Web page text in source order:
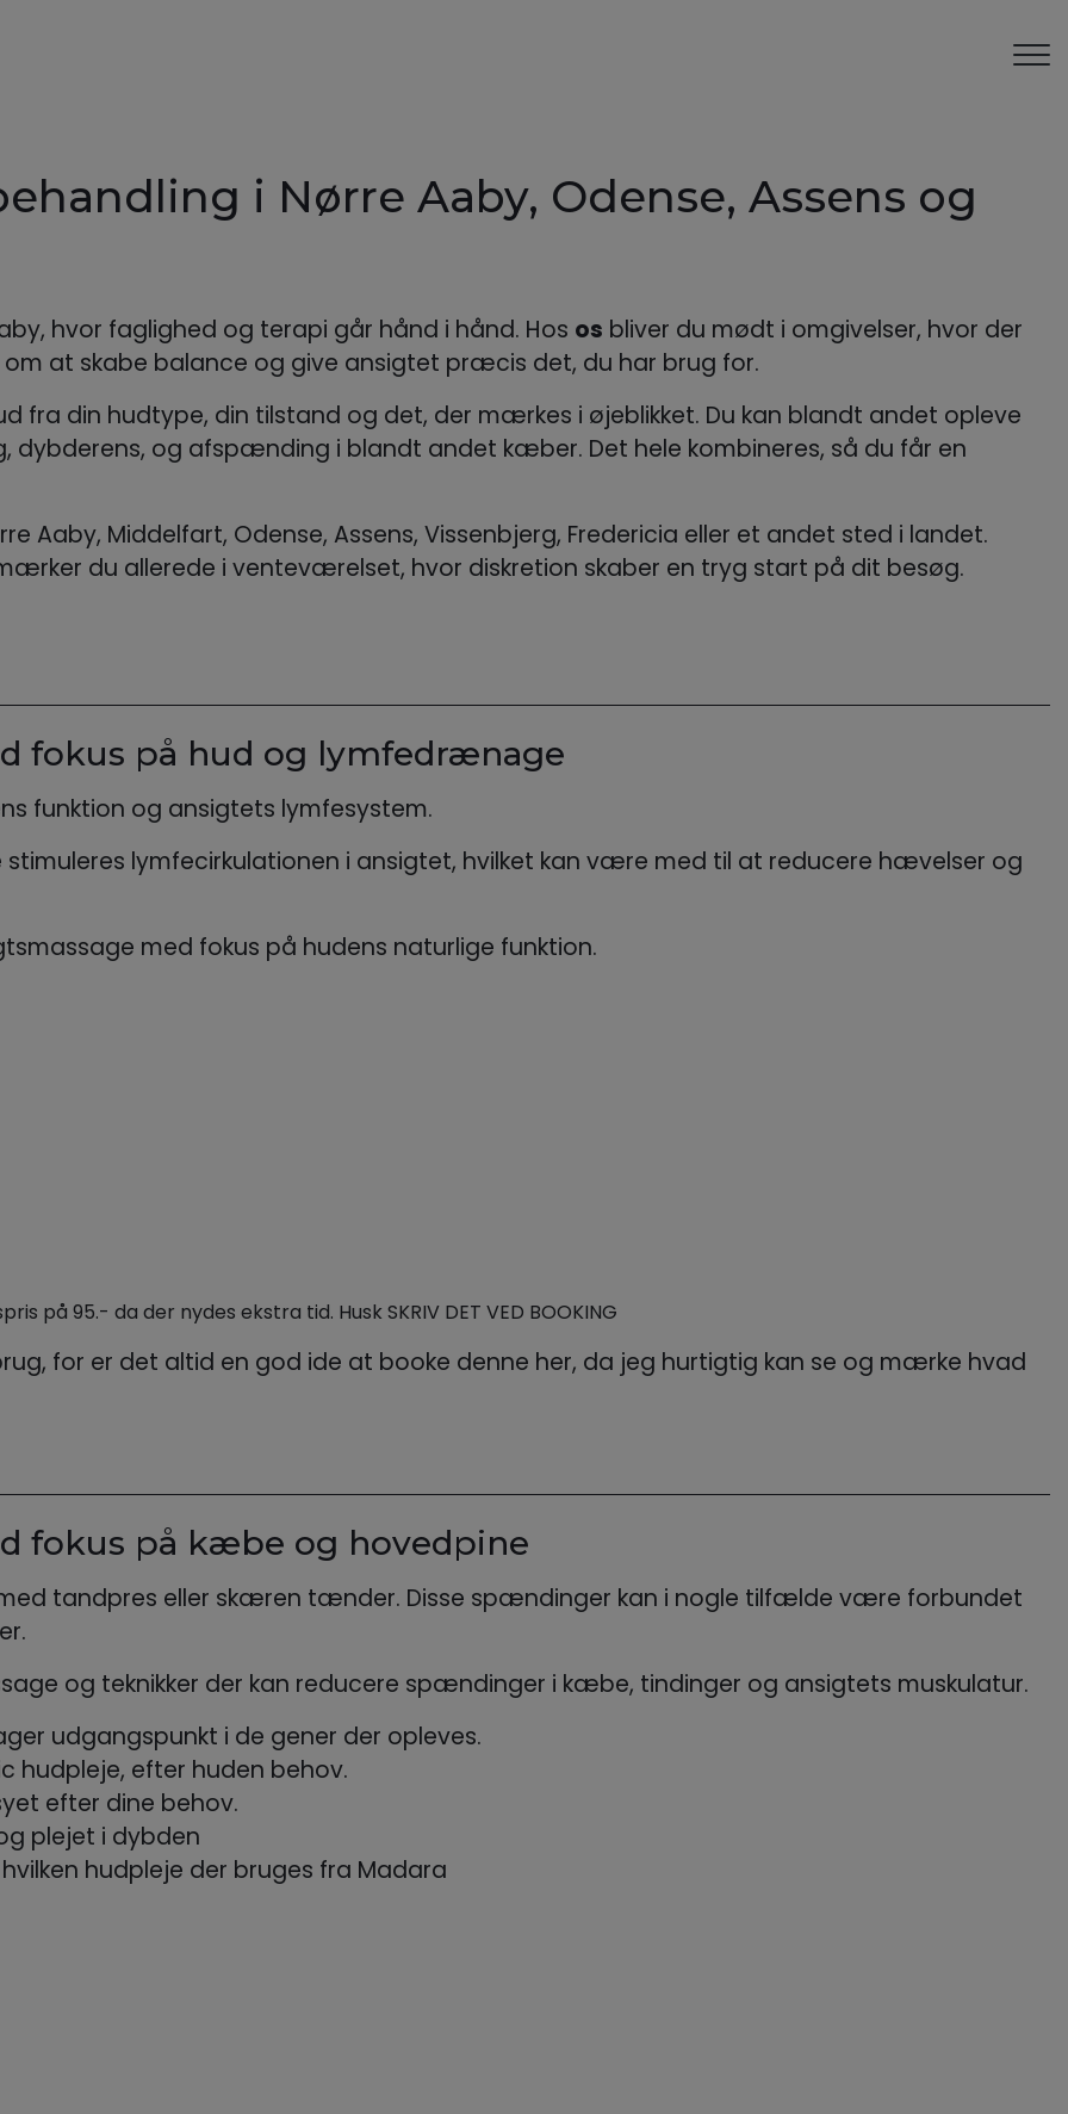
i Nørre Aaby, Odense, Assens og
hvor faglighed og terapi går hånd i hånd. Hos os bliver du mødt i omgivelser, hvor der
at skabe balance og give ansigtet præcis det, du har brug for.
fra din hudtype, din tilstand og det, der mærkes i øjeblikket. Du kan blandt andet opleve
dybderens, og afspænding i blandt andet kæber. Det hele kombineres, så du får en
Aaby, Middelfart, Odense, Assens, Vissenbjerg, Fredericia eller et andet sted i landet.
du allerede i venteværelset, hvor diskretion skaber en tryg start på dit besøg.
fokus på hud og lymfedrænage
funktion og ansigtets lymfesystem.
stimuleres lymfecirkulationen i ansigtet, hvilket kan være med til at reducere hævelser og
med fokus på hudens naturlige funktion.
på 95.- da der nydes ekstra tid. Husk SKRIV DET VED BOOKING
for er det altid en god ide at booke denne her, da jeg hurtigtig kan se og mærke hvad
fokus på kæbe og hovedpine
tandpres eller skæren tænder. Disse spændinger kan i nogle tilfælde være forbundet
og teknikker der kan reducere spændinger i kæbe, tindinger og ansigtets muskulatur.
udgangspunkt i de gener der opleves.
hudpleje, efter huden behov.
efter dine behov.
plejet i dybden
hudpleje der bruges fra Madara